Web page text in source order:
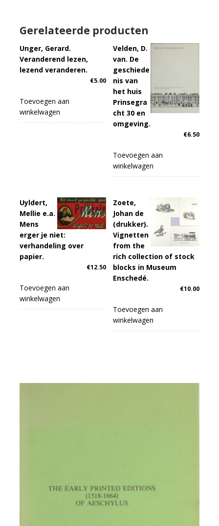
Gerelateerde producten
Unger, Gerard.
Veranderend lezen,
lezend veranderen.
€5.00
Toevoegen aan
winkelwagen
Velden, D.
van. De
geschiede
nis van
het huis
Prinsegra
cht 30 en
omgeving.
€6.50
Toevoegen aan
winkelwagen
Uyldert,
Mellie e.a.
Mens
erger je niet:
verhandeling over
papier.
€12.50
Toevoegen aan
winkelwagen
Zoete,
Johan de
(drukker).
Vignetten
from the
rich collection of stock
blocks in Museum
Enschedé.
€10.00
Toevoegen aan
winkelwagen